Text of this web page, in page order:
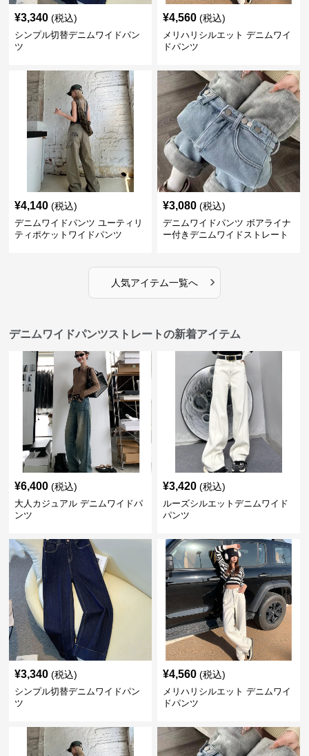
¥3,340 (税込)
シンプル切替デニムワイドパン
ツ
¥4,560 (税込)
メリハリシルエット デニムワイ
ドパンツ
¥4,140 (税込)
デニムワイドパンツ ユーティリ
ティポケットワイドパンツ
¥3,080 (税込)
デニムワイドパンツ ボアライナ
ー付きデニムワイドストレート
人気アイテム一覧へ ›
デニムワイドパンツストレートの新着アイテム
¥6,400 (税込)
大人カジュアル デニムワイドパ
ンツ
¥3,420 (税込)
ルーズシルエットデニムワイド
パンツ
¥3,340 (税込)
シンプル切替デニムワイドパン
ツ
¥4,560 (税込)
メリハリシルエット デニムワイ
ドパンツ